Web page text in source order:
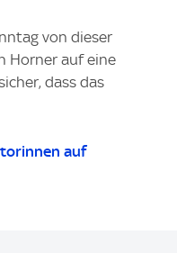
von dieser
Horner auf eine
dass das
auf